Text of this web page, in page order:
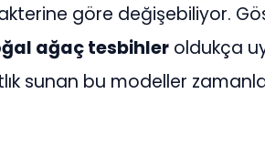
göre değişebiliyor.
ağaç tesbihler oldukça
sunan bu modeller